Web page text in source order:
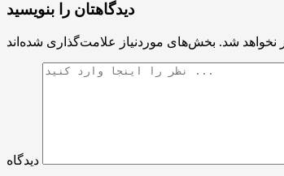
دیدگاهتان را بنویسید
نخواهد شد.
دیدگاه